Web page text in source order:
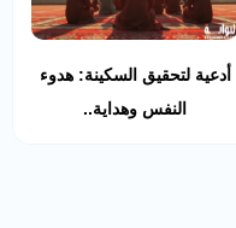
أدعية لتحقيق السكينة: هدوء
النفس وهداية..